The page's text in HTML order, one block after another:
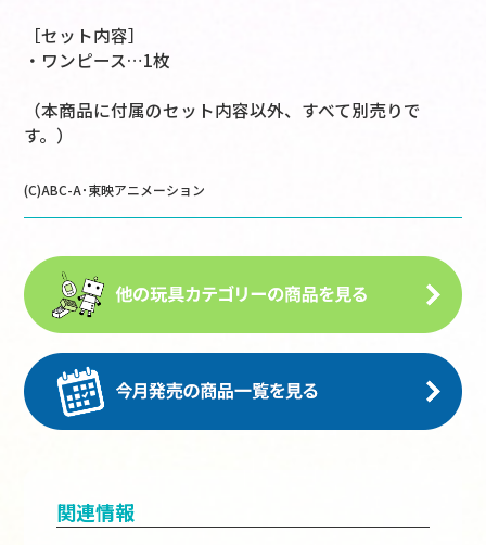
［セット内容］
・ワンピース…1枚
（本商品に付属のセット内容以外、すべて別売りで
す。）
(C)ABC-A･東映アニメーション
関連情報